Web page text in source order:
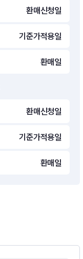
환매신청일
기준가적용일
환매일
환매신청일
기준가적용일
환매일